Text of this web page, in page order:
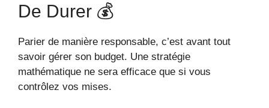
De Durer 💰
Parier de manière responsable, c’est avant tout
savoir gérer son budget. Une stratégie
mathématique ne sera efficace que si vous
contrôlez vos mises.